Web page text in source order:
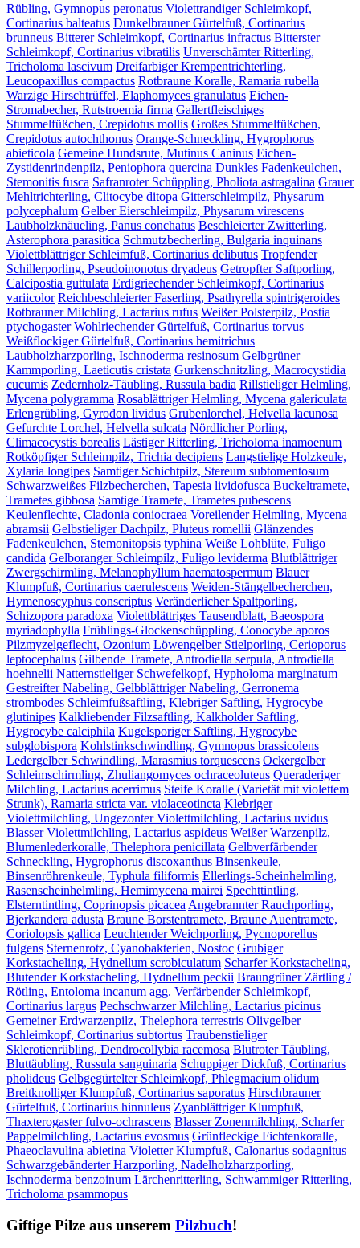
Rübling, Gymnopus peronatus Violettrandiger Schleimkopf,
Cortinarius balteatus Dunkelbrauner Gürtelfuß, Cortinarius
brunneus Bitterer Schleimkopf, Cortinarius infractus Bitterster
Schleimkopf, Cortinarius vibratilis Unverschämter Ritterling,
Tricholoma lascivum Dreifarbiger Krempentrichterling,
Leucopaxillus compactus Rotbraune Koralle, Ramaria rubella
Warzige Hirschtrüffel, Elaphomyces granulatus Eichen-
Stromabecher, Rutstroemia firma Gallertfleischiges
Stummelfüßchen, Crepidotus mollis Großes Stummelfüßchen,
Crepidotus autochthonus Orange-Schneckling, Hygrophorus
abieticola Gemeine Hundsrute, Mutinus Caninus Eichen-
Zystidenrindenpilz, Peniophora quercina Dunkles Fadenkeulchen,
Stemonitis fusca Safranroter Schüppling, Pholiota astragalina Grauer
Mehltrichterling, Clitocybe ditopa Gitterschleimpilz, Physarum
polycephalum Gelber Eierschleimpilz, Physarum virescens
Laubholzknäueling, Panus conchatus Beschleierter Zwitterling,
Asterophora parasitica Schmutzbecherling, Bulgaria inquinans
Violettblättriger Schleimfuß, Cortinarius delibutus Tropfender
Schillerporling, Pseudoinonotus dryadeus Getropfter Saftporling,
Calcipostia guttulata Erdigriechender Schleimkopf, Cortinarius
variicolor Reichbeschleierter Faserling, Psathyrella spintrigeroides
Rotbrauner Milchling, Lactarius rufus Weißer Polsterpilz, Postia
ptychogaster Wohlriechender Gürtelfuß, Cortinarius torvus
Weißflockiger Gürtelfuß, Cortinarius hemitrichus
Laubholzharzporling, Ischnoderma resinosum Gelbgrüner
Kammporling, Laeticutis cristata Gurkenschnitzling, Macrocystidia
cucumis Zedernholz-Täubling, Russula badia Rillstieliger Helmling,
Mycena polygramma Rosablättriger Helmling, Mycena galericulata
Erlengrübling, Gyrodon lividus Grubenlorchel, Helvella lacunosa
Gefurchte Lorchel, Helvella sulcata Nördlicher Porling,
Climacocystis borealis Lästiger Ritterling, Tricholoma inamoenum
Rotköpfiger Schleimpilz, Trichia decipiens Langstielige Holzkeule,
Xylaria longipes Samtiger Schichtpilz, Stereum subtomentosum
Schwarzweißes Filzbecherchen, Tapesia lividofusca Buckeltramete,
Trametes gibbosa Samtige Tramete, Trametes pubescens
Keulenflechte, Cladonia coniocraea Voreilender Helmling, Mycena
abramsii Gelbstieliger Dachpilz, Pluteus romellii Glänzendes
Fadenkeulchen, Stemonitopsis typhina Weiße Lohblüte, Fuligo
candida Gelboranger Schleimpilz, Fuligo leviderma Blutblättriger
Zwergschirmling, Melanophyllum haematospermum Blauer
Klumpfuß, Cortinarius caerulescens Weiden-Stängelbecherchen,
Hymenoscyphus conscriptus Veränderlicher Spaltporling,
Schizopora paradoxa Violettblättriges Tausendblatt, Baeospora
myriadophylla Frühlings-Glockenschüppling, Conocybe aporos
Pilzmyzelgeflecht, Ozonium Löwengelber Stielporling, Cerioporus
leptocephalus Gilbende Tramete, Antrodiella serpula, Antrodiella
hoehnelii Natternstieliger Schwefelkopf, Hypholoma marginatum
Gestreifter Nabeling, Gelbblättriger Nabeling, Gerronema
strombodes Schleimfußsaftling, Klebriger Saftling, Hygrocybe
glutinipes Kalkliebender Filzsaftling, Kalkholder Saftling,
Hygrocybe calciphila Kugelsporiger Saftling, Hygrocybe
subglobispora Kohlstinkschwindling, Gymnopus brassicolens
Ledergelber Schwindling, Marasmius torquescens Ockergelber
Schleimschirmling, Zhuliangomyces ochraceoluteus Queraderiger
Milchling, Lactarius acerrimus Steife Koralle (Varietät mit violettem
Strunk), Ramaria stricta var. violaceotincta Klebriger
Violettmilchling, Ungezonter Violettmilchling, Lactarius uvidus
Blasser Violettmilchling, Lactarius aspideus Weißer Warzenpilz,
Blumenlederkoralle, Thelephora penicillata Gelbverfärbender
Schneckling, Hygrophorus discoxanthus Binsenkeule,
Binsenröhrenkeule, Typhula filiformis Ellerlings-Scheinhelmling,
Rasenscheinhelmling, Hemimycena mairei Spechttintling,
Elsterntintling, Coprinopsis picacea Angebrannter Rauchporling,
Bjerkandera adusta Braune Borstentramete, Braune Auentramete,
Coriolopsis gallica Leuchtender Weichporling, Pycnoporellus
fulgens Sternenrotz, Cyanobakterien, Nostoc Grubiger
Korkstacheling, Hydnellum scrobiculatum Scharfer Korkstacheling,
Blutender Korkstacheling, Hydnellum peckii Braungrüner Zärtling /
Rötling, Entoloma incanum agg. Verfärbender Schleimkopf,
Cortinarius largus Pechschwarzer Milchling, Lactarius picinus
Gemeiner Erdwarzenpilz, Thelephora terrestris Olivgelber
Schleimkopf, Cortinarius subtortus Traubenstieliger
Sklerotienrübling, Dendrocollybia racemosa Blutroter Täubling,
Bluttäubling, Russula sanguinaria Schuppiger Dickfuß, Cortinarius
pholideus Gelbgegürtelter Schleimkopf, Phlegmacium olidum
Breitknolliger Klumpfuß, Cortinarius saporatus Hirschbrauner
Gürtelfuß, Cortinarius hinnuleus Zyanblättriger Klumpfuß,
Thaxterogaster fulvo-ochrascens Blasser Zonenmilchling, Scharfer
Pappelmilchling, Lactarius evosmus Grünfleckige Fichtenkoralle,
Phaeoclavulina abietina Violetter Klumpfuß, Calonarius sodagnitus
Schwarzgebänderter Harzporling, Nadelholzharzporling,
Ischnoderma benzoinum Lärchenritterling, Schwammiger Ritterling,
Tricholoma psammopus
Giftige Pilze aus unserem Pilzbuch!